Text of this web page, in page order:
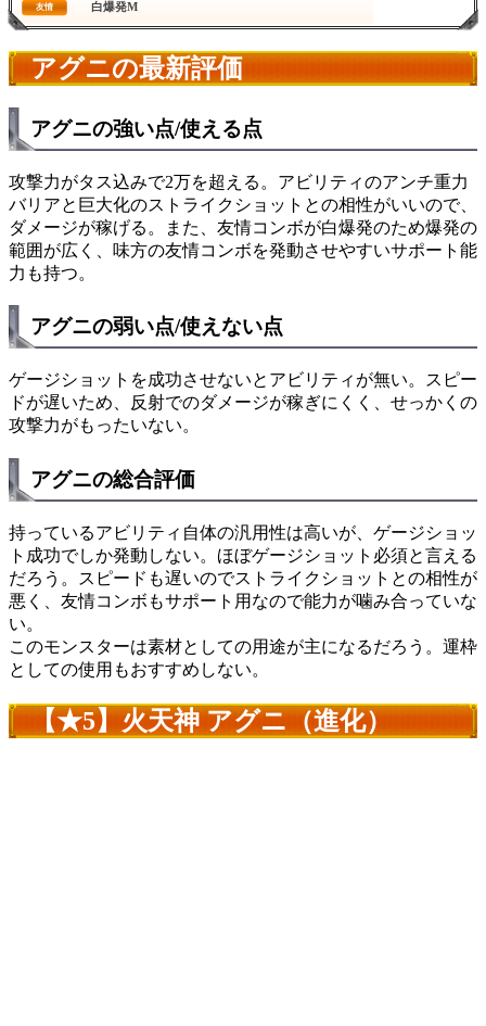
友情 白爆発M
アグニの最新評価
アグニの強い点/使える点
攻撃力がタス込みで2万を超える。アビリティのアンチ重力
バリアと巨大化のストライクショットとの相性がいいので、
ダメージが稼げる。また、友情コンボが白爆発のため爆発の
範囲が広く、味方の友情コンボを発動させやすいサポート能
力も持つ。
アグニの弱い点/使えない点
ゲージショットを成功させないとアビリティが無い。スピー
ドが遅いため、反射でのダメージが稼ぎにくく、せっかくの
攻撃力がもったいない。
アグニの総合評価
持っているアビリティ自体の汎用性は高いが、ゲージショッ
ト成功でしか発動しない。 ほぼゲージショット必須と言える
だろう。スピードも遅いのでストライクショットとの相性が
悪く、友情コンボもサポート用なので能力が噛み合っていな
い。
このモンスターは素材としての用途が主になるだろう。 運枠
としての使用もおすすめしない。
【★5】火天神 アグニ（進化）